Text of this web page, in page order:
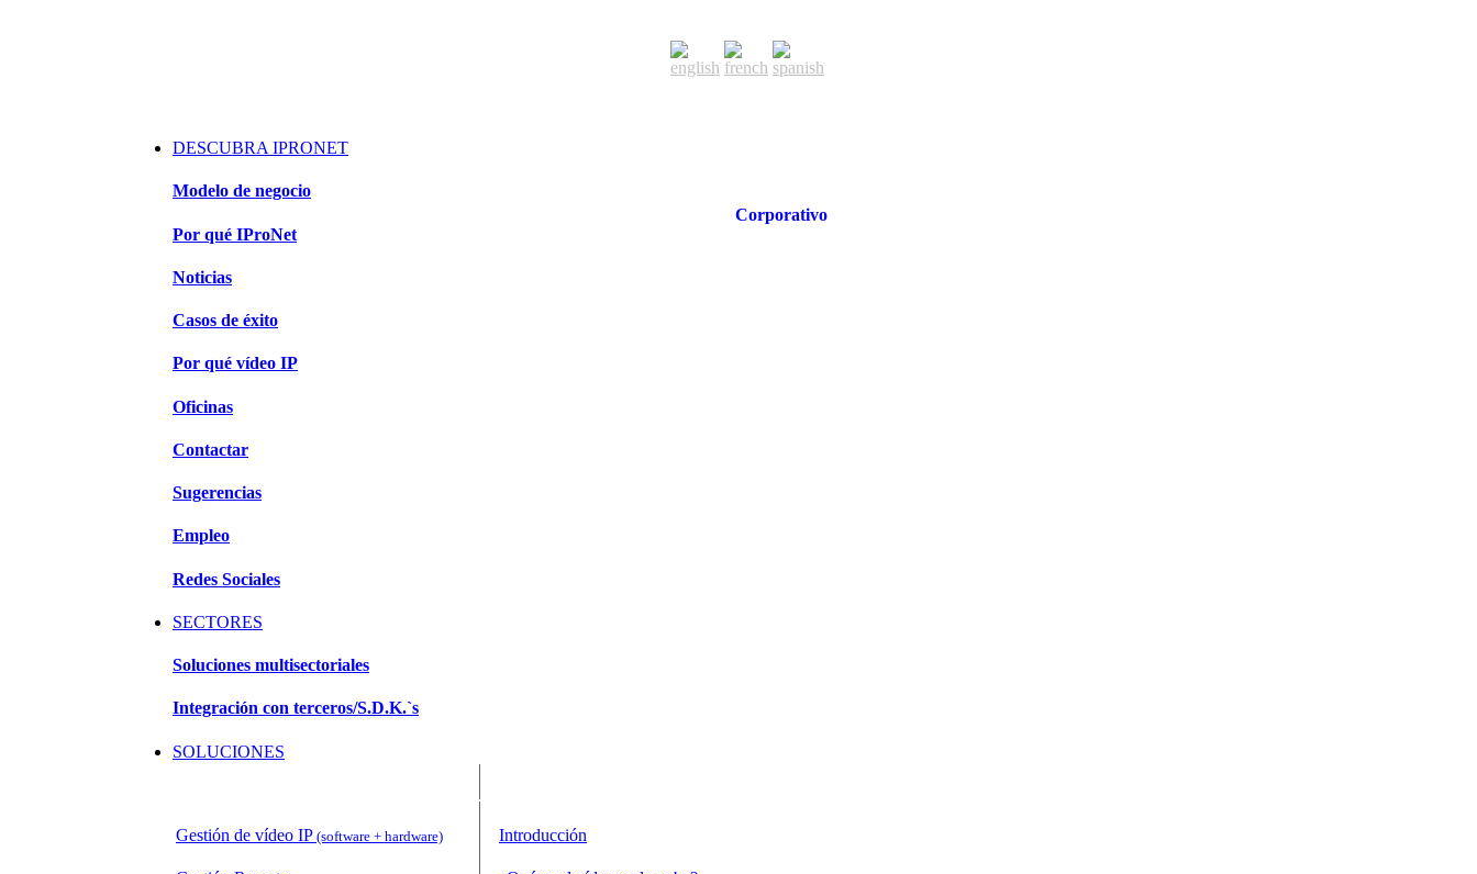
DESCUBRA IPRONET
Corporativo
Modelo de negocio
Por qué IProNet
Noticias
Casos de éxito
Por qué vídeo IP
Oficinas
Contactar
Sugerencias
Empleo
Redes Sociales
SECTORES
Soluciones multisectoriales
Integración con terceros/S.D.K.`s
SOLUCIONES
Gestión de vídeo IP (software + hardware) Introducción